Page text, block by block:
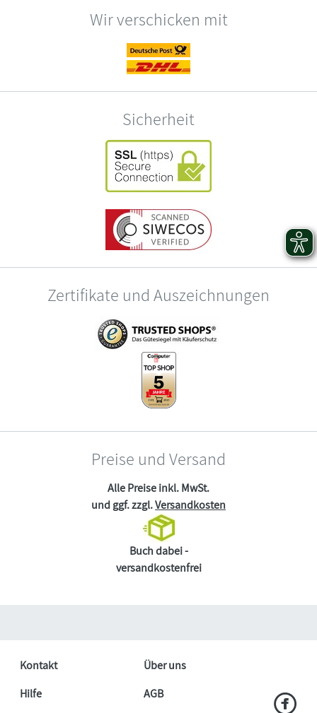
Wir verschicken mit
Sicherheit
Zertifikate und Auszeichnungen
Preise und Versand
Alle Preise inkl. MwSt.
und ggf. zzgl.Versandkosten
Buch dabei -
versandkostenfrei
Kontakt
Über uns
Hilfe
AGB